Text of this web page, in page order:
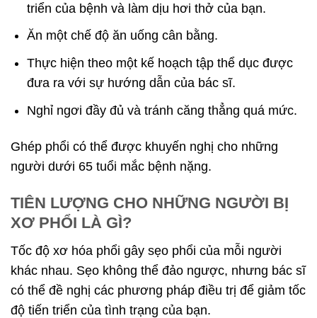
triển của bệnh và làm dịu hơi thở của bạn.
Ăn một chế độ ăn uống cân bằng.
Thực hiện theo một kế hoạch tập thể dục được
đưa ra với sự hướng dẫn của bác sĩ.
Nghỉ ngơi đầy đủ và tránh căng thẳng quá mức.
Ghép phổi có thể được khuyến nghị cho những
người dưới 65 tuổi mắc bệnh nặng.
TIÊN LƯỢNG CHO NHỮNG NGƯỜI BỊ
XƠ PHỔI LÀ GÌ?
Tốc độ xơ hóa phổi gây sẹo phổi của mỗi người
khác nhau. Sẹo không thể đảo ngược, nhưng bác sĩ
có thể đề nghị các phương pháp điều trị để giảm tốc
độ tiến triển của tình trạng của bạn.